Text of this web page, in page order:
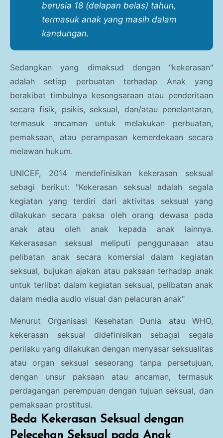
berusia 18 (delapan belas) tahun,
termasuk anak yang masih dalam
kandungan.
Sedangkan yang dimaksud dengan "kekerasan"
adalah setiap perbuatan terhadap Anak yang
berakibat timbulnya kesengsaraan atau penderitaan
secara fisik, psikis, seksual, dan/atau penelantaran,
termasuk ancaman untuk melakukan perbuatan,
pemaksaan, atau perampasan kemerdekaan secara
melawan hukum.
UNICEF, 2014 mendefinisikan kekerasan seksual
sebagi berikut: "Kekerasan seksual adalah segala
kegiatan yang terdiri dari aktivitas seksual yang
dilakukan secara paksa oleh orang dewasa pada
anak atau oleh anak kepada anak lainnya.
Kekerasasan seksual meliputi penggunaaan atau
pelibatan anak secara komersial dalam kegiatan
seksual, bujukan ajakan atau paksaan terhadap anak
untuk terlibat dalam kegiatan seksual, pelibatan anak
dalam media audio visual dan pelacuran anak"
Menurut Organisasi Kesehatan Dunia atau WHO,
kekerasan seksual didefinisikan sebagai segala
perilaku yang dilakukan dengan menyasar seksualitas
atau organ seksual seseorang tanpa persetujuan,
dengan unsur paksaan atau ancaman, termasuk
perdagangan perempuan dengan tujuan seksual, dan
pemaksaan prostitusi.
Beda Kekerasan Seksual dengan
Pelecehan Seksual pada Anak